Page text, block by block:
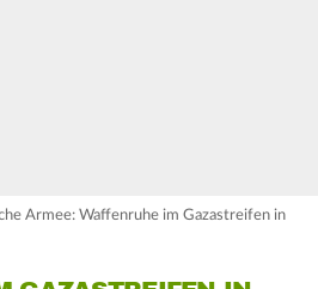
Armee: Waffenruhe im Gazastreifen in